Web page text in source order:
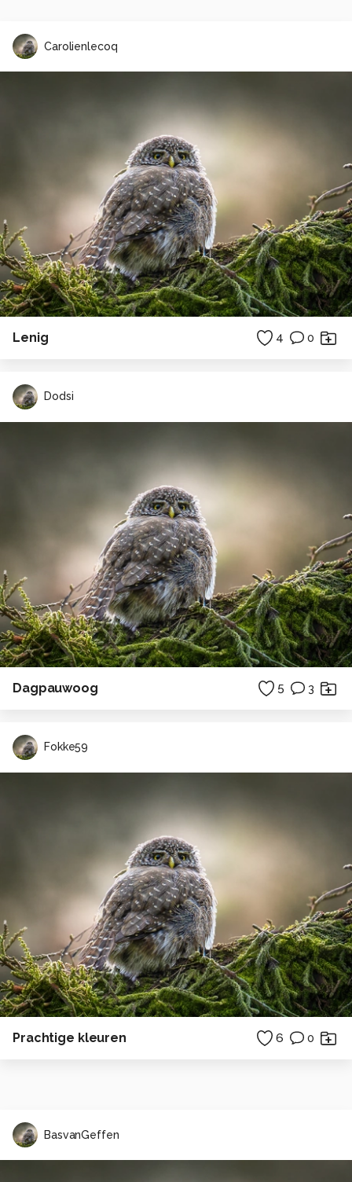
Carolienlecoq
Lenig 4 0
Dodsi
Dagpauwoog 5 3
Fokke59
Prachtige kleuren 6 0
BasvanGeffen